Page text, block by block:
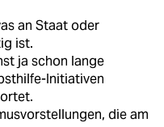
an Staat oder
ist.
ja schon lange
Initiativen
die am